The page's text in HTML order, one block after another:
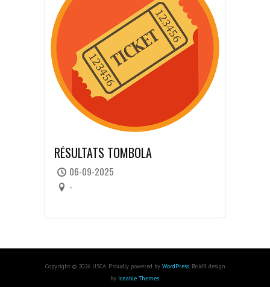
RÉSULTATS TOMBOLA
06-09-2025
-
Copyright © 2026 USCA. Proudly powered by WordPress. BoldR design
by Iceable Themes.